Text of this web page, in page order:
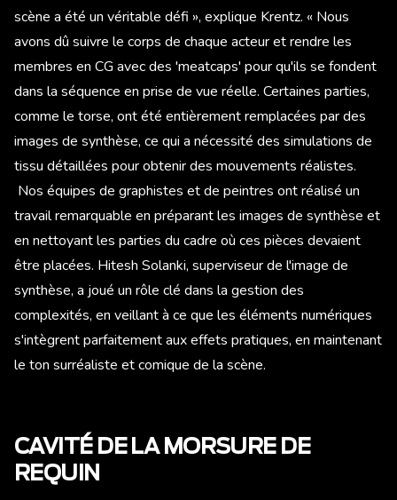
scène a été un véritable défi », explique Krentz. « Nous
avons dû suivre le corps de chaque acteur et rendre les
membres en CG avec des 'meatcaps' pour qu'ils se fondent
dans la séquence en prise de vue réelle. Certaines parties,
comme le torse, ont été entièrement remplacées par des
images de synthèse, ce qui a nécessité des simulations de
tissu détaillées pour obtenir des mouvements réalistes.
Nos équipes de graphistes et de peintres ont réalisé un
travail remarquable en préparant les images de synthèse et
en nettoyant les parties du cadre où ces pièces devaient
être placées. Hitesh Solanki, superviseur de l'image de
synthèse, a joué un rôle clé dans la gestion des
complexités, en veillant à ce que les éléments numériques
s'intègrent parfaitement aux effets pratiques, en maintenant
le ton surréaliste et comique de la scène.
CAVITÉ DE LA MORSURE DE
REQUIN